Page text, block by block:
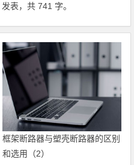
发表，共 741 字。
框架断路器与塑壳断路器的区别
和选用（2）